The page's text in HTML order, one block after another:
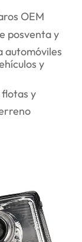
OEM
posventa y
automóviles
y
y